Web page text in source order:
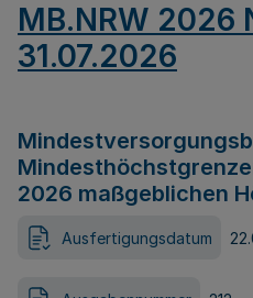
MB.NRW 2026
31.07.2026
2026 maßgeblichen
Ausfertigungsdatum